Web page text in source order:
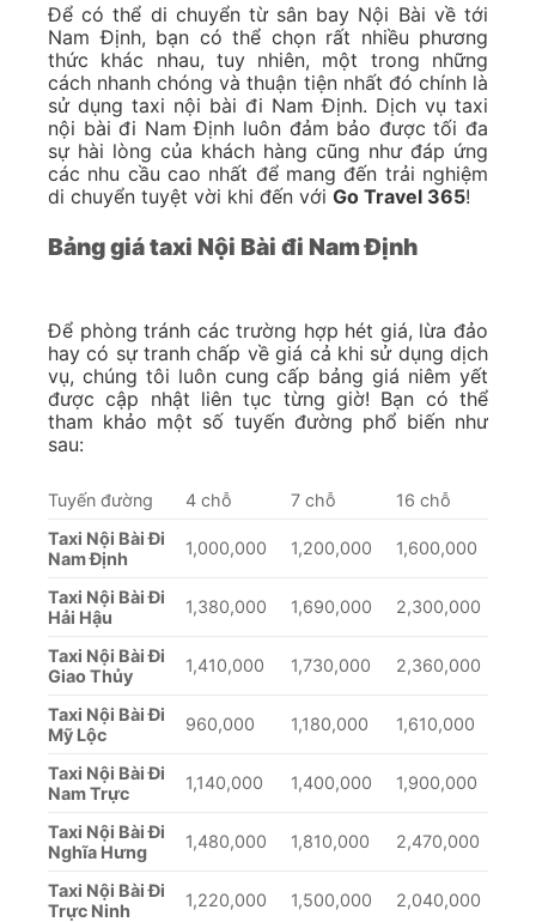
Để có thể di chuyển từ sân bay Nội Bài về tới
Nam Định, bạn có thể chọn rất nhiều phương
thức khác nhau, tuy nhiên, một trong những
cách nhanh chóng và thuận tiện nhất đó chính là
sử dụng taxi nội bài đi Nam Định. Dịch vụ taxi
nội bài đi Nam Định luôn đảm bảo được tối đa
sự hài lòng của khách hàng cũng như đáp ứng
các nhu cầu cao nhất để mang đến trải nghiệm
di chuyển tuyệt vời khi đến với Go Travel 365!
Bảng giá taxi Nội Bài đi Nam Định
Để phòng tránh các trường hợp hét giá, lừa đảo
hay có sự tranh chấp về giá cả khi sử dụng dịch
vụ, chúng tôi luôn cung cấp bảng giá niêm yết
được cập nhật liên tục từng giờ! Bạn có thể
tham khảo một số tuyến đường phổ biến như
sau:
Tuyến đường 4 chỗ 7 chỗ
16 chỗ
Taxi Nội Bài Đi
Nam Định
1,000,000 1,200,000 1,600,000
Taxi Nội Bài Đi
Hải Hậu
1,380,000 1,690,000 2,300,000
Taxi Nội Bài Đi
Giao Thủy
1,410,000 1,730,000 2,360,000
Taxi Nội Bài Đi
Mỹ Lộc
960,000 1,180,000 1,610,000
Taxi Nội Bài Đi
Nam Trực
1,140,000 1,400,000 1,900,000
Taxi Nội Bài Đi
Nghĩa Hưng
1,480,000 1,810,000 2,470,000
Taxi Nội Bài Đi
Trực Ninh
1,220,000 1,500,000 2,040,000